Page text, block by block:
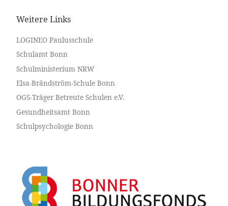
Weitere Links
LOGINEO Paulusschule
Schulamt Bonn
Schulministerium NRW
Elsa-Brändström-Schule Bonn
OGS-Träger Betreute Schulen e.V.
Gesundheitsamt Bonn
Schulpsychologie Bonn